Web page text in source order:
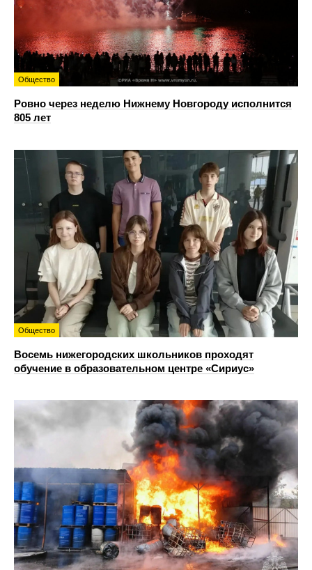
Общество
Ровно через неделю Нижнему Новгороду исполнится
805 лет
Общество
Восемь нижегородских школьников проходят
обучение в образовательном центре «Сириус»